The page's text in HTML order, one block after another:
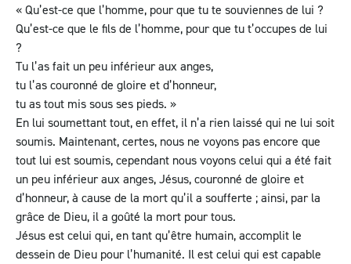
« Qu’est-ce que l’homme, pour que tu te souviennes de lui ?
Qu’est-ce que le fils de l’homme, pour que tu t’occupes de lui
?
Tu l’as fait un peu inférieur aux anges,
tu l’as couronné de gloire et d’honneur,
tu as tout mis sous ses pieds. »
En lui soumettant tout, en effet, il n’a rien laissé qui ne lui soit
soumis. Maintenant, certes, nous ne voyons pas encore que
tout lui est soumis, cependant nous voyons celui qui a été fait
un peu inférieur aux anges, Jésus, couronné de gloire et
d’honneur, à cause de la mort qu’il a soufferte ; ainsi, par la
grâce de Dieu, il a goûté la mort pour tous.
Jésus est celui qui, en tant qu’être humain, accomplit le
dessein de Dieu pour l’humanité. Il est celui qui est capable